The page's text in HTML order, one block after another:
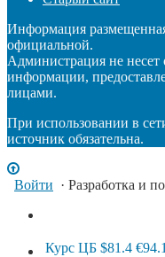
Информация
официальной.
Администрация не несет
информации,
лицами.
При использовании в
источник обязательна.
Войти · Разработка и
Курс ЦБ $81.4 €94.1